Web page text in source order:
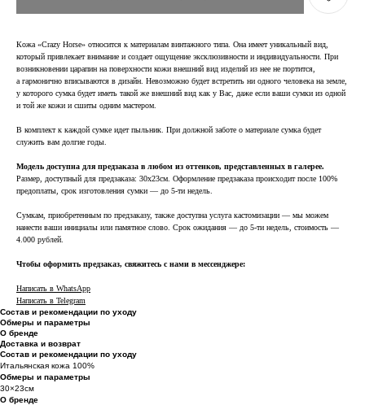
Кожа «Crazy Horse» относится к материалам винтажного типа. Она имеет уникальный вид,
который привлекает внимание и создает ощущение эксклюзивности и индивидуальности. При
возникновении царапин на поверхности кожи внешний вид изделий из нее не портится,
а гармонично вписываются в дизайн. Невозможно будет встретить ни одного человека на земле,
у которого сумка будет иметь такой же внешний вид как у Вас, даже если ваши сумки из одной
и той же кожи и сшиты одним мастером.
В комплект к каждой сумке идет пыльник. При должной заботе о материале сумка будет
служить вам долгие годы.
Модель доступна для предзаказа в любом из оттенков, представленных в галерее.
Размер, доступный для предзаказа: 30х23см. Оформление предзаказа происходит после 100%
предоплаты, срок изготовления сумки — до 5-ти недель.
Сумкам, приобретенным по предзаказу, также доступна услуга кастомизации — мы можем
нанести ваши инициалы или памятное слово. Срок ожидания — до 5-ти недель, стоимость —
4.000 рублей.
Чтобы оформить предзаказ, свяжитесь с нами в мессенджере:
Написать в WhatsApp
Написать в Telegram
Состав и рекомендации по уходу
Обмеры и параметры
О бренде
Доставка и возврат
Состав и рекомендации по уходу
Итальянская кожа 100%
Обмеры и параметры
30×23см
О бренде